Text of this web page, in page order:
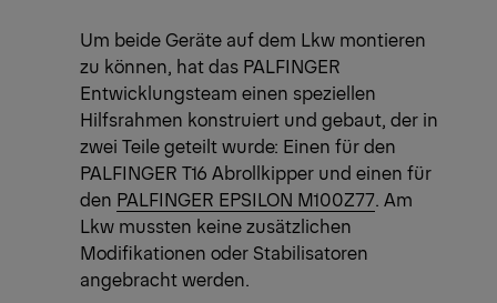
Um beide Geräte auf dem Lkw montieren
zu können, hat das PALFINGER
Entwicklungsteam einen speziellen
Hilfsrahmen konstruiert und gebaut, der in
zwei Teile geteilt wurde: Einen für den
PALFINGER T16 Abrollkipper und einen für
den PALFINGER EPSILON M100Z77. Am
Lkw mussten keine zusätzlichen
Modifikationen oder Stabilisatoren
angebracht werden.